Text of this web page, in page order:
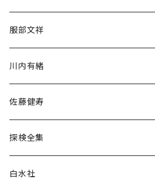
民族・風習
言語・ことば
服部文祥
川内有緒
佐藤健寿
探検全集
白水社